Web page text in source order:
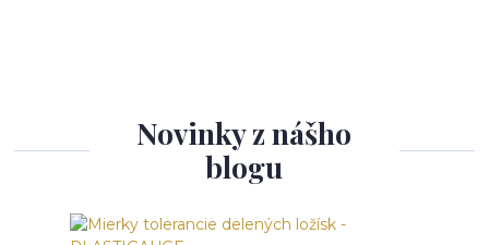
Novinky z nášho
blogu